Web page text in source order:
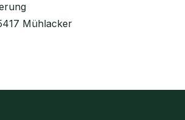
Mühlacker